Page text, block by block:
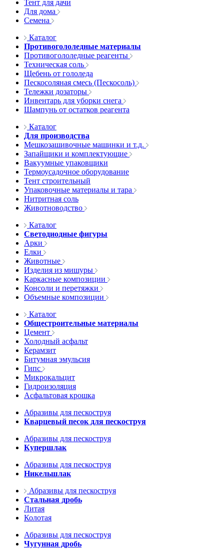
Тент для дачи
Для дома
Семена
Каталог
Противогололедные материалы
Противогололедные реагенты
Техническая соль
Щебень от гололеда
Пескосоляная смесь (Пескосоль)
Тележки дозаторы
Инвентарь для уборки снега
Шампунь от остатков реагента
Каталог
Для производства
Мешкозашивочные машинки и т.д.
Запайщики и комплектующие
Вакуумные упаковщики
Термоусадочное оборудование
Тент строительный
Упаковочные материалы и тара
Нитритная соль
Животноводство
Каталог
Светодиодные фигуры
Арки
Елки
Животные
Изделия из мишуры
Каркасные композиции
Консоли и перетяжки
Объемные композиции
Каталог
Общестроительные материалы
Цемент
Холодный асфальт
Керамзит
Битумная эмульсия
Гипс
Микрокальцит
Гидроизоляция
Асфальтовая крошка
Абразивы для пескоструя
Кварцевый песок для пескоструя
Абразивы для пескоструя
Купершлак
Абразивы для пескоструя
Никельшлак
Абразивы для пескоструя
Стальная дробь
Литая
Колотая
Абразивы для пескоструя
Чугунная дробь